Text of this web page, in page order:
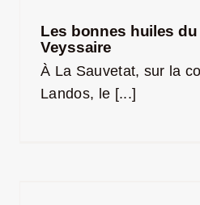
Les bonnes huiles du
Veyssaire
À La Sauvetat, sur la
Landos, le [...]